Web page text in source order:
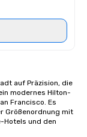
auf Präzision, die
modernes Hilton-
Francisco. Es
Größenordnung mit
Hotels und den